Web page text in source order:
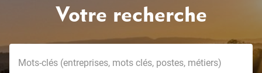
Votre recherche